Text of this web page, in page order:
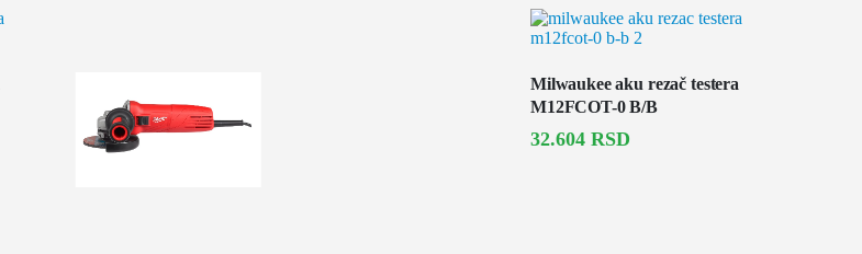
Milwaukee aku rezač testera
M12FCOT-0 B/B
32.604 RSD